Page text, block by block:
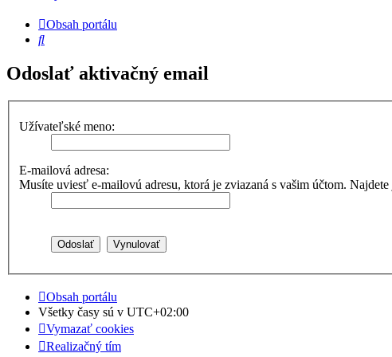
Obsah portálu
Hľadať
Odoslať aktivačný email
Užívateľské meno:
E-mailová adresa:
Musíte uviesť e-mailovú adresu, ktorá je zviazaná s vašim účtom.
Obsah portálu
Všetky časy sú v UTC+02:00
Vymazať cookies
Realizačný tím